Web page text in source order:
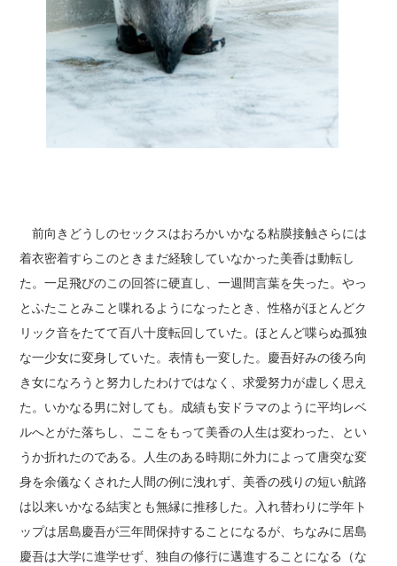
前向きどうしのセックスはおろかいかなる粘膜接触さらには
着衣密着すらこのときまだ経験していなかった美香は動転し
た。一足飛びのこの回答に硬直し、一週間言葉を失った。やっ
とふたことみこと喋れるようになったとき、性格がほとんどク
リック音をたてて百八十度転回していた。ほとんど喋らぬ孤独
な一少女に変身していた。表情も一変した。慶吾好みの後ろ向
き女になろうと努力したわけではなく、求愛努力が虚しく思え
た。いかなる男に対しても。成績も安ドラマのように平均レベ
ルへとがた落ちし、ここをもって美香の人生は変わった、とい
うか折れたのである。人生のある時期に外力によって唐突な変
身を余儀なくされた人間の例に洩れず、美香の残りの短い航路
は以来いかなる結実とも無縁に推移した。入れ替わりに学年ト
ップは居島慶吾が三年間保持することになるが、ちなみに居島
慶吾は大学に進学せず、独自の修行に邁進することになる（な